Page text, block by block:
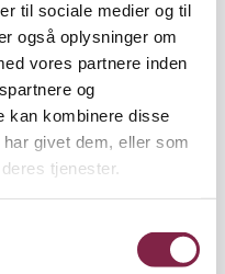
til sociale medier og til
også oplysninger om
vores partnere inden
og
kan kombinere disse
givet dem, eller som
tjenester.